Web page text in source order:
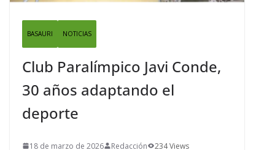
BASAURI NOTICIAS
Club Paralímpico Javi Conde,
30 años adaptando el
deporte
18 de marzo de 2026 Redacción 234 Views